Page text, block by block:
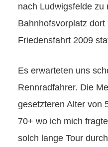
nach Ludwigsfelde zu
Bahnhofsvorplatz
Friedensfahrt 2009
Es erwarteten uns
Rennradfahrer. Die
gesetzteren Alter von
70+ wo ich mich
solch lange Tour